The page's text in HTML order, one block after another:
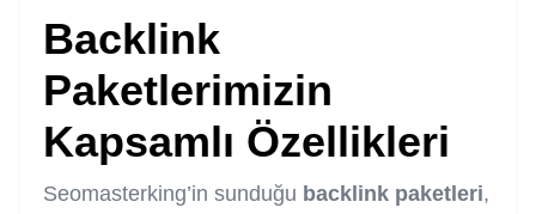
Backlink
Paketlerimizin
Kapsamlı Özellikleri
Seomasterking’in sunduğu backlink paketleri,